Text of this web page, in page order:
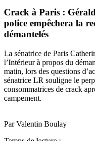
Crack à Paris :
police empêchera la
démantelés
La sénatrice de Paris
l’Intérieur à propos du
matin, lors des questions
sénatrice LR souligne le
consommatrices de crack
campement.
Par Valentin Boulay